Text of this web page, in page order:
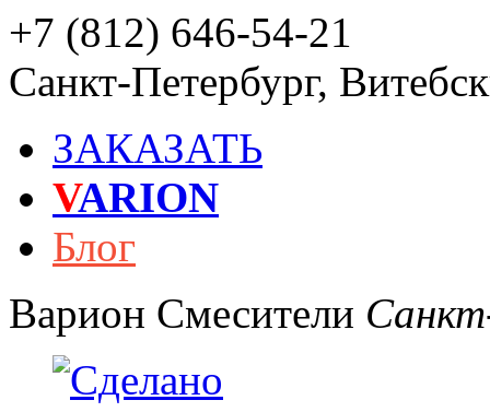
+7 (812) 646-54-21
Санкт-Петербург,
ЗАКАЗАТЬ
VARION
Блог
Варион Смесители